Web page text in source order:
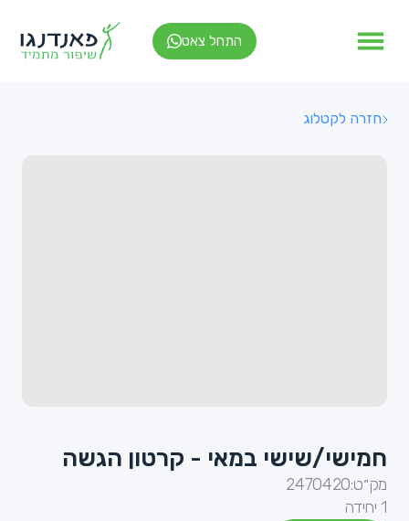
התחל צאט
חזרה לקטלוג
חמישי/שישי במאי - קרטון הגשה
מק״ט:2470420
1 יחידה